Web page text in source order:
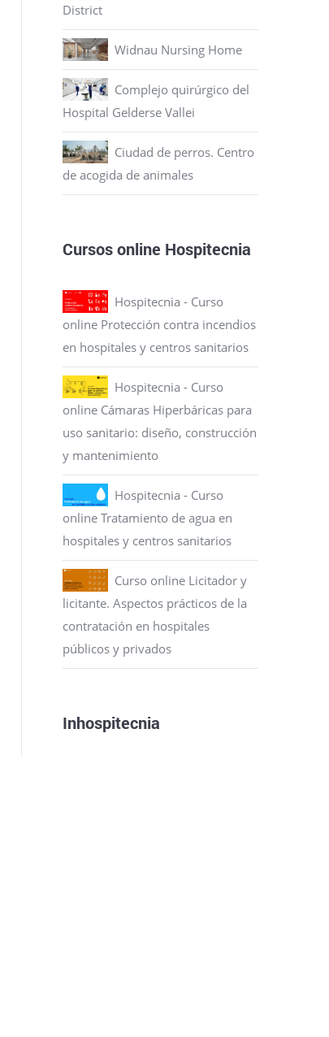
District
Widnau Nursing Home
Complejo quirúrgico del
Hospital Gelderse Vallei
Ciudad de perros. Centro
de acogida de animales
Cursos online Hospitecnia
Hospitecnia - Curso
online Protección contra incendios
en hospitales y centros sanitarios
Hospitecnia - Curso
online Cámaras Hiperbáricas para
uso sanitario: diseño, construcción
y mantenimiento
Hospitecnia - Curso
online Tratamiento de agua en
hospitales y centros sanitarios
Curso online Licitador y
licitante. Aspectos prácticos de la
contratación en hospitales
públicos y privados
Inhospitecnia